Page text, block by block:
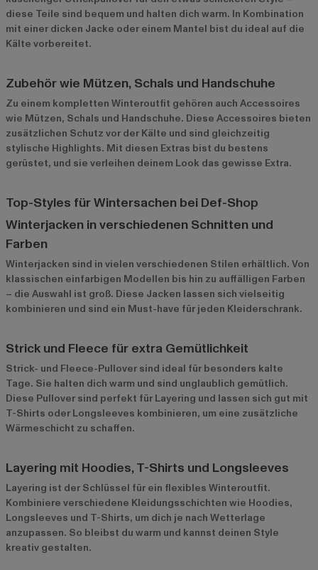
diese Teile sind bequem und halten dich warm. In Kombination
mit einer dicken Jacke oder einem Mantel bist du ideal auf die
Kälte vorbereitet.
Zubehör wie Mützen, Schals und Handschuhe
Zu einem kompletten Winteroutfit gehören auch Accessoires
wie Mützen, Schals und Handschuhe. Diese Accessoires bieten
zusätzlichen Schutz vor der Kälte und sind gleichzeitig
stylische Highlights. Mit diesen Extras bist du bestens
gerüstet, und sie verleihen deinem Look das gewisse Extra.
Top-Styles für Wintersachen bei Def-Shop
Winterjacken in verschiedenen Schnitten und
Farben
Winterjacken sind in vielen verschiedenen Stilen erhältlich. Von
klassischen einfarbigen Modellen bis hin zu auffälligen Farben
– die Auswahl ist groß. Diese Jacken lassen sich vielseitig
kombinieren und sind ein Must-have für jeden Kleiderschrank.
Strick und Fleece für extra Gemütlichkeit
Strick- und Fleece-Pullover sind ideal für besonders kalte
Tage. Sie halten dich warm und sind unglaublich gemütlich.
Diese Pullover sind perfekt für Layering und lassen sich gut mit
T-Shirts oder Longsleeves kombinieren, um eine zusätzliche
Wärmeschicht zu schaffen.
Layering mit Hoodies, T-Shirts und Longsleeves
Layering ist der Schlüssel für ein flexibles Winteroutfit.
Kombiniere verschiedene Kleidungsschichten wie Hoodies,
Longsleeves und T-Shirts, um dich je nach Wetterlage
anzupassen. So bleibst du warm und kannst deinen Style
kreativ gestalten.